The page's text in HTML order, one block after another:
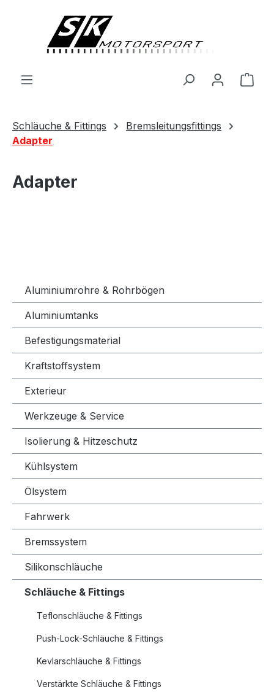
Schläuche & Fittings
Bremsleitungsfittings
Adapter
Adapter
Aluminiumrohre & Rohrbögen
Aluminiumtanks
Befestigungsmaterial
Kraftstoffsystem
Exterieur
Werkzeuge & Service
Isolierung & Hitzeschutz
Kühlsystem
Ölsystem
Fahrwerk
Bremssystem
Silikonschläuche
Schläuche & Fittings
Teflonschläuche & Fittings
Push-Lock-Schläuche & Fittings
Kevlarschläuche & Fittings
Verstärkte Schläuche & Fittings